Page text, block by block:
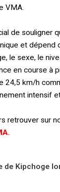
VMA.
de souligner
et dépend
le sexe, le
en course à
24,5 km/h
intensif
retrouver sur
de Kipchoge